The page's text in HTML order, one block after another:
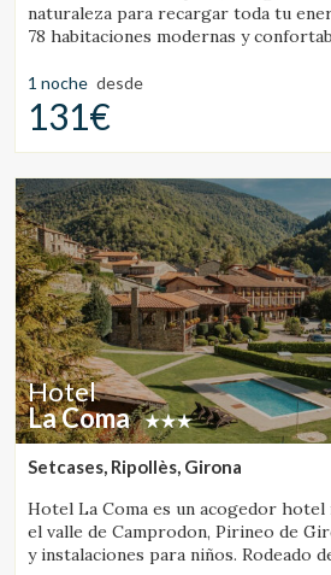
naturaleza para recargar toda tu
78 habitaciones modernas y
1 noche desde
131€
Hotel
La Coma
Setcases, Ripollès, Girona
Hotel La Coma es un acogedor hotel
el valle de Camprodon, Pirineo de
y instalaciones para niños. Rodeado